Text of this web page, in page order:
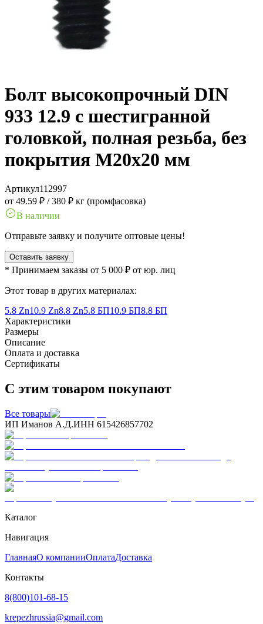
Болт высокопрочный DIN
933 12.9 с шестигранной
головкой, полная резьба, без
покрытия M20x20 мм
Артикул112997
от 49.59 ₽ /380 ₽ кг (промфасовка)
В наличии
Отправьте заявку и получите оптовые цены!
Оставить заявку
* Принимаем заказы от 5 000 ₽ от юр. лиц
Этот товар в других материалах:
5.8 Zn10.9 Zn8.8 Zn5.8 БП10.9 БП8.8 БП
Характеристики
Размеры
Описание
Оплата и доставка
Сертификаты
С этим товаром покупают
Все товары
ИП Иманов А.Д.ИНН 615426857702
Каталог
Навигация
ГлавнаяО компанииОплатаДоставка
Контакты
8(800)101-68-15
krepezhrussia@gmail.com